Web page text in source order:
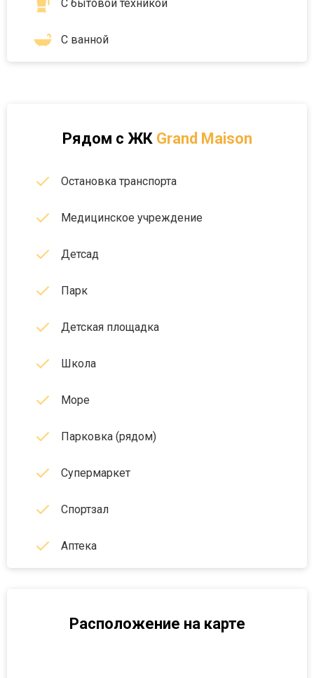
С бытовой техникой
С ванной
Рядом с ЖК Grand Maison
Остановка транспорта
Медицинское учреждение
Детсад
Парк
Детская площадка
Школа
Море
Парковка (рядом)
Супермаркет
Спортзал
Аптека
Расположение на карте